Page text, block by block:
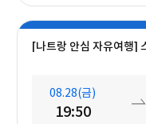
08.28(금)
19:50